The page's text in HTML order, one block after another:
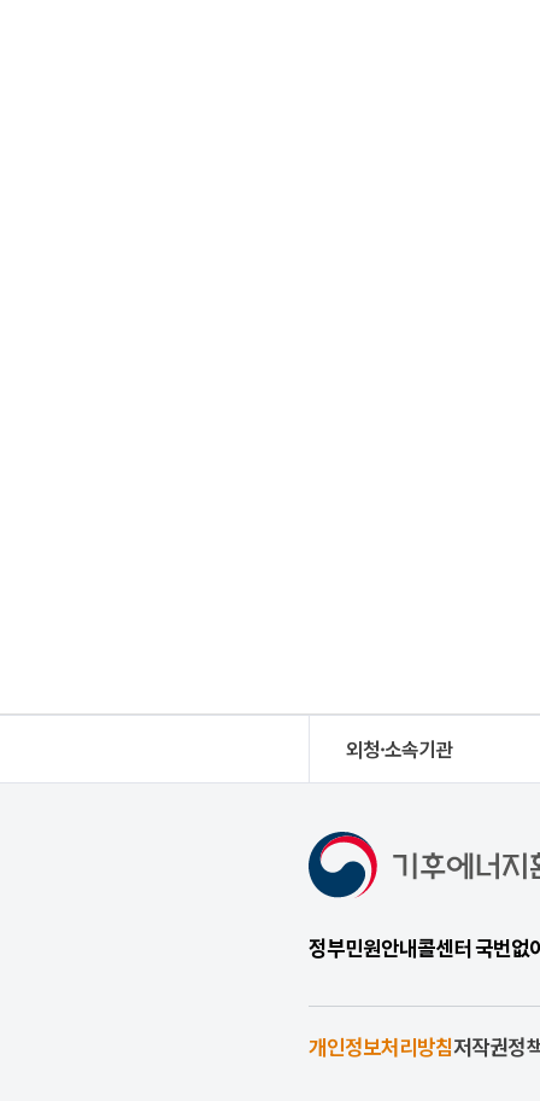
외청·소속기관
정부민원안내콜센터 국번
개인정보처리방침저작권정